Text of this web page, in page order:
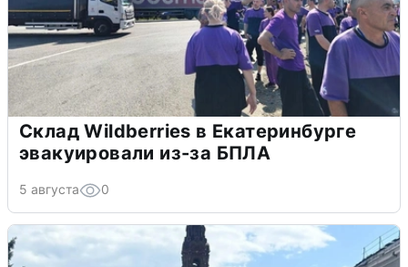
Склад Wildberries в Екатеринбурге
эвакуировали из-за БПЛА
5 августа 0